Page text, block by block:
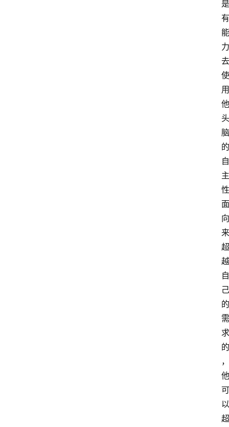
是
有
能
力
去
使
用
他
头
脑
的
自
主
性
面
向
来
超
越
自
己
的
需
求
的
，
他
可
以
超